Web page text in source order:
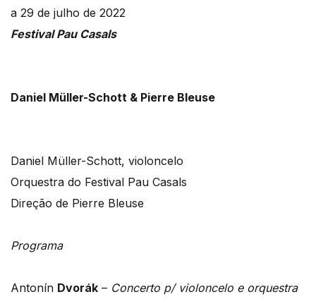
a 29 de julho de 2022
Festival Pau Casals
Daniel Müller-Schott & Pierre Bleuse
Daniel Müller-Schott, violoncelo
Orquestra do Festival Pau Casals
Direção de Pierre Bleuse
Programa
Antonín Dvorák – Concerto p/ violoncelo e orquestra